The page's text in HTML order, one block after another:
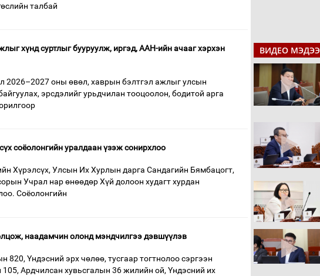
талбай
хүнд суртлыг бууруулж, иргэд, ААН-ийн ачааг хэрхэн
2026–2027 оны өвөл, хаврын бэлтгэл ажлыг улсын
эрсдэлийг урьдчилан тооцоолон, бодитой арга
соёолонгийн уралдаан үзэж сонирхлоо
Хүрэлсүх, Улсын Их Хурлын дарга Сандагийн Бямбацогт,
Учрал нар өнөөдөр Хүй долоон худагт хурдан
Соёолонгийн
наадамчин олонд мэндчилгээ дэвшүүлэв
820, Үндэсний эрх чөлөө, тусгаар тогтнолоо сэргээн
Ардчилсан хувьсгалын 36 жилийн ой, Үндэсний их
ВИДЕО МЭДЭЭ